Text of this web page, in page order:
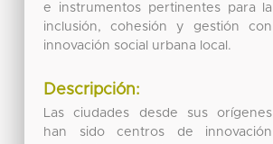
e instrumentos pertinentes para la
inclusión, cohesión y gestión con
innovación social urbana local.
Descripción:
Las ciudades desde sus orígenes
han sido centros de innovación